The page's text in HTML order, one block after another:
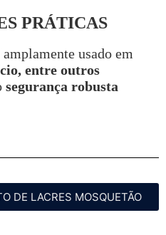
PRÁTICAS
amplamente usado em
entre outros
segurança robusta
DE LACRES MOSQUETÃO